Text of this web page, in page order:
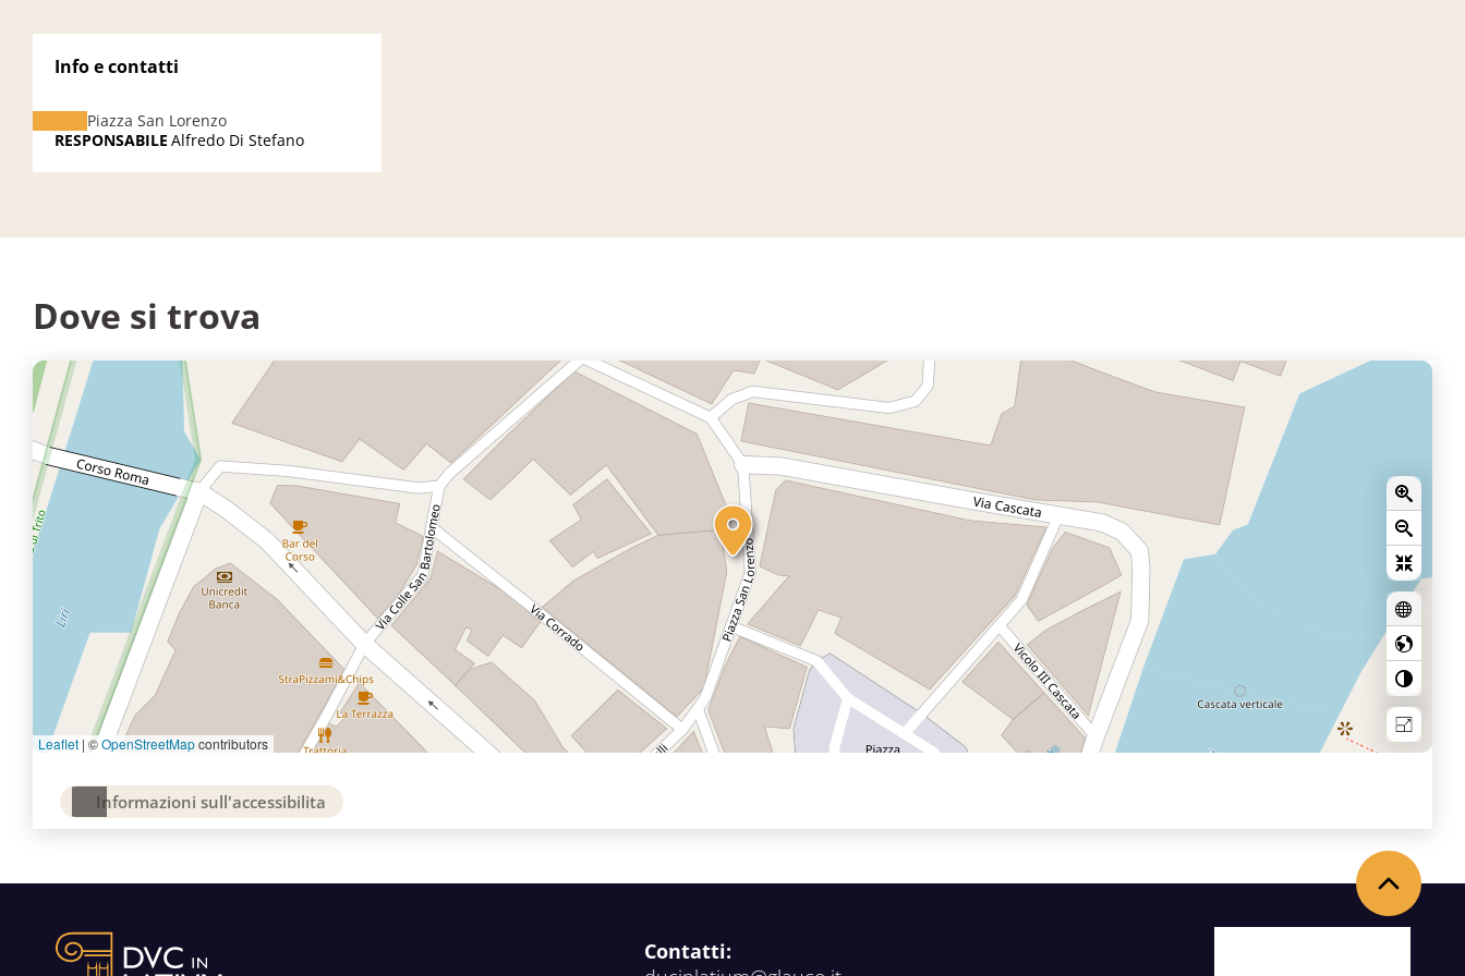
Info e contatti
Piazza San Lorenzo
RESPONSABILE Alfredo Di Stefano
Dove si trova
Leaflet | ©OpenStreetMapcontributors
Informazioni sull'accessibilita
Contatti:
Torna in alto